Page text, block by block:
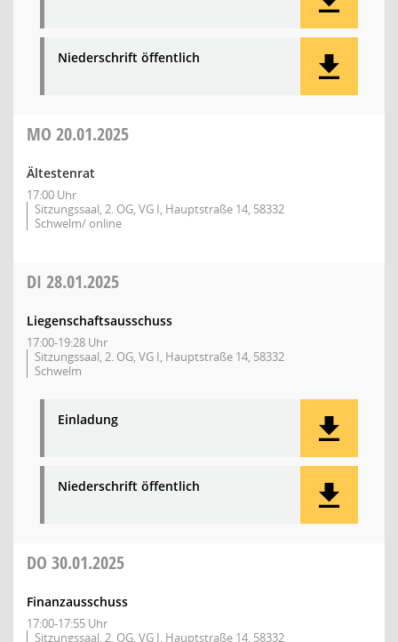
Niederschrift öffentlich
MO 20.01.2025
Ältestenrat
17:00 Uhr
Sitzungssaal, 2. OG, VG I, Hauptstraße 14, 58332
Schwelm/ online
DI 28.01.2025
Liegenschaftsausschuss
17:00-19:28 Uhr
Sitzungssaal, 2. OG, VG I, Hauptstraße 14, 58332
Schwelm
Einladung
Niederschrift öffentlich
DO 30.01.2025
Finanzausschuss
17:00-17:55 Uhr
Sitzungssaal, 2. OG, VG I, Hauptstraße 14, 58332